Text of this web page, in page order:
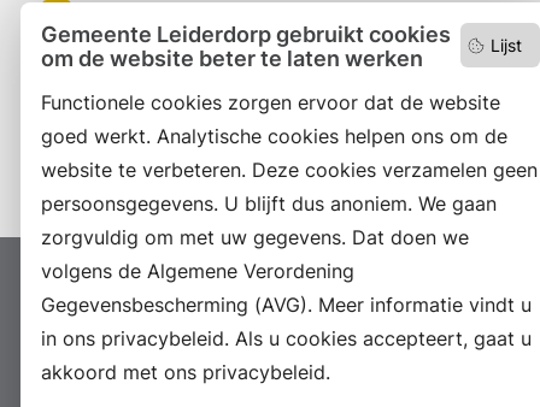
Lijst
Gemeente Leiderdorp gebruikt cookies
om de website beter te laten werken
Functionele cookies zorgen ervoor dat de website
goed werkt. Analytische cookies helpen ons om de
website te verbeteren. Deze cookies verzamelen geen
persoonsgegevens. U blijft dus anoniem. We gaan
zorgvuldig om met uw gegevens. Dat doen we
volgens de Algemene Verordening
Gegevensbescherming (AVG). Meer informatie vindt u
in ons privacybeleid. Als u cookies accepteert, gaat u
akkoord met ons privacybeleid.
RSS
LinkedIn
Instagram
Proclaimer Colofon
Toegankelijkheid
Sitemap
Privacyverklaring
Servicenormen
Suggesties
Archief Vacatures